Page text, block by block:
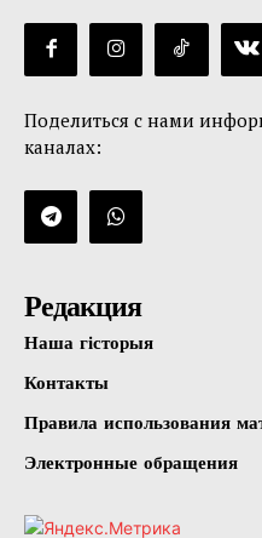
Поделиться с нами
каналах:
Редакция
Наша гісторыя
Контакты
Правила использования
Электронные обращения